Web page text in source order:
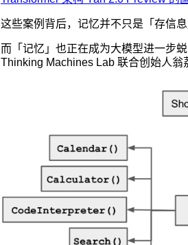
这些案例背后，记忆并不只是「存信
而「记忆」也正在成为大模型进一步
Thinking Machines Lab 联合创始人翁